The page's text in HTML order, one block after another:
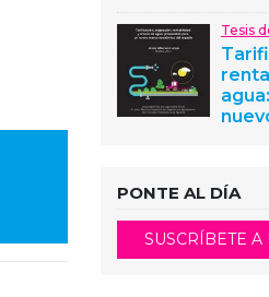
Tesis
PONTE AL DÍA
SUSCRÍBETE